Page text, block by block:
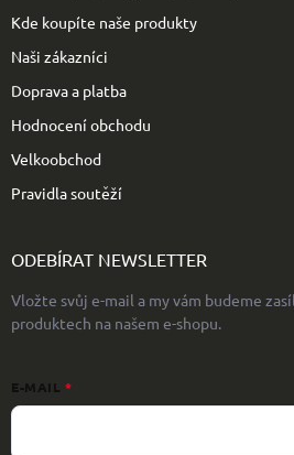
Kde koupíte naše produkty
Naši zákazníci
Doprava a platba
Hodnocení obchodu
Velkoobchod
Pravidla soutěží
ODEBÍRAT NEWSLETTER
Vložte svůj e-mail a my vám budeme
produktech na našem e-shopu.
E-MAIL